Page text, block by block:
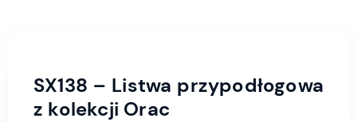
SX138 – Listwa przypodłogowa
z kolekcji Orac